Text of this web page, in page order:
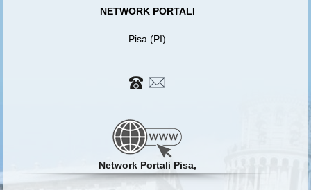
NETWORK PORTALI
Pisa (PI)
Network Portali Pisa,